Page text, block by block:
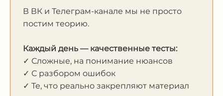
В ВК и Телеграм-канале мы не просто
постим теорию.
Каждый день — качественные тесты:
✓ Сложные, на понимание нюансов
✓ С разбором ошибок
✓ Те, что реально закрепляют материал